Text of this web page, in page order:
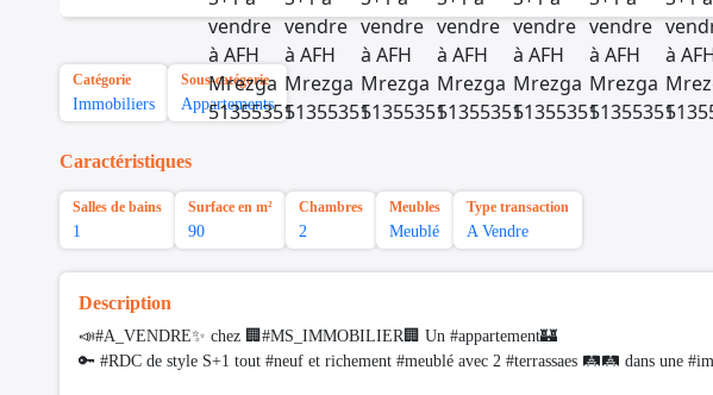
Catégorie
Immobiliers
Sous-catégorie
Appartements
Caractéristiques
Salles de bains
1
Surface en m²
90
Chambres
2
Meubles
Meublé
Type transaction
A Vendre
Description
📣#A_VENDRE✨ chez 🏢#MS_IMMOBILIER🏢 Un #appartement🏰
🔑 #RDC de style S+1 tout #neuf et richement #meublé avec 2 #terrassaes 🛤🛤 dans une